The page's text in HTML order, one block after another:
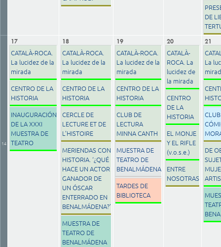
DE
14
17
CATALÀ-ROCA.
La lucidez de la
mirada
CENTRO DE LA
HISTORIA
INAUGURACIÓN
DE LA XXXI
MUESTRA DE
TEATRO
18
CATALÀ-ROCA.
La lucidez de la
mirada
CENTRO DE LA
HISTORIA
CERCLE DE
LECTURE ET DE
L’HISTOIRE
MERIENDAS CON
HISTORIA. ‘¿QUÉ
HACE UN ACTOR
GANADOR DE
UN ÓSCAR
ENTERRADO EN
BENALMÁDENA?’
MUESTRA DE
TEATRO DE
BENALMÁDENA
19
CATALÀ-ROCA.
La lucidez de la
mirada
CENTRO DE LA
HISTORIA
CLUB DE
LECTURA
MINNA CANTH
MUESTRA DE
TEATRO DE
BENALMÁDENA
TARDES DE
BIBLIOTECA
20
CATALÀ-
ROCA. La
lucidez de
la mirada
CENTRO
DE LA
HISTORIA
EL MONJE
Y EL RIFLE
(v.o.s.e.)
ENTRE
NOSOTRAS
21
La
DE